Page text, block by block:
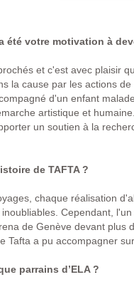
été votre motivation à
et c'est avec plaisir
la cause par les actions
d'un enfant
artistique et
un soutien à la
de TAFTA ?
chaque réalisation
Cependant,
de Genève devant plus
Tafta a pu accompagner sur
parrains d’ELA ?